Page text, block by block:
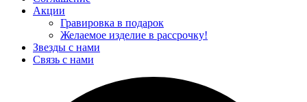
Акции
Гравировка в подарок
Желаемое изделие в рассрочку!
Звезды с нами
Связь с нами